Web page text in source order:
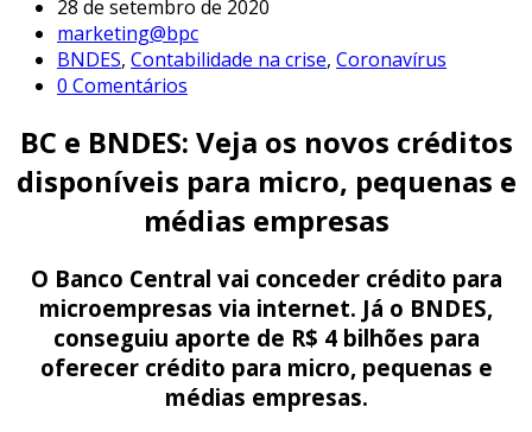
28 de setembro de 2020
marketing@bpc
BNDES, Contabilidade na crise, Coronavírus
0 Comentários
BC e BNDES: Veja os novos créditos
disponíveis para micro, pequenas e
médias empresas
O Banco Central vai conceder crédito para
microempresas via internet. Já o BNDES,
conseguiu aporte de R$ 4 bilhões para
oferecer crédito para micro, pequenas e
médias empresas.